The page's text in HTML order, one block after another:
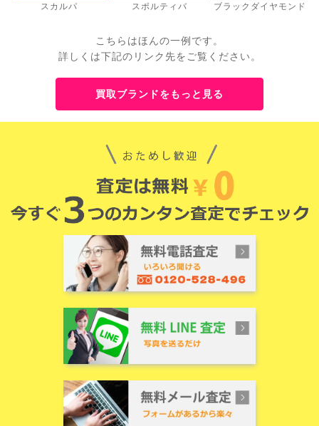
スカルパ スポルティバ ブラックダイヤモンド
こちらはほんの一例です。
詳しくは下記のリンク先をご覧ください。
買取ブランドをもっと見る